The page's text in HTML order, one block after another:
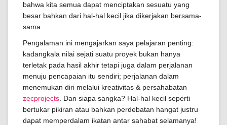
bahwa kita semua dapat menciptakan sesuatu yang
besar bahkan dari hal-hal kecil jika dikerjakan bersama-
sama.
Pengalaman ini mengajarkan saya pelajaran penting:
kadangkala nilai sejati suatu proyek bukan hanya
terletak pada hasil akhir tetapi juga dalam perjalanan
menuju pencapaian itu sendiri; perjalanan dalam
menemukan diri melalui kreativitas & persahabatan
zecprojects . Dan siapa sangka? Hal-hal kecil seperti
bertukar pikiran atau bahkan perdebatan hangat justru
dapat memperdalam ikatan antar sahabat selamanya!